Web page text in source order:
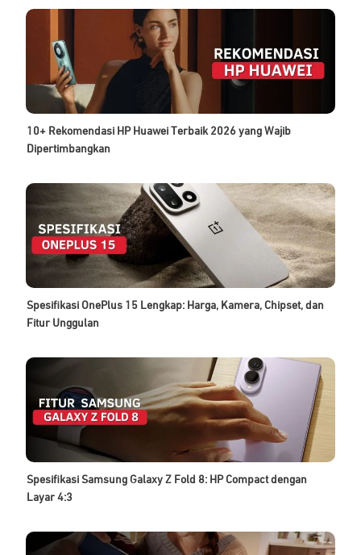
10+ Rekomendasi HP Huawei Terbaik 2026 yang Wajib
Dipertimbangkan
Spesifikasi OnePlus 15 Lengkap: Harga, Kamera, Chipset, dan
Fitur Unggulan
Spesifikasi Samsung Galaxy Z Fold 8: HP Compact dengan
Layar 4:3